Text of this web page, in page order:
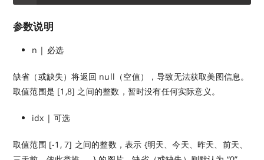
参数说明
n | 必选
缺省（或缺失）将返回 null（空值），导致无法获取美图信息。
取值范围是 [1,8] 之间的整数，暂时没有任何实际意义。
idx | 可选
取值范围 [-1, 7] 之间的整数，表示 {明天、今天、昨天、前天、